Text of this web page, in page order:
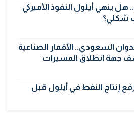
هل ينهي أيلول النفوذ الأميركي
شكلي؟
السعودي.. الأقمار الصناعية
جهة انطلاق المسيرات
إنتاج النفط في أيلول قبل